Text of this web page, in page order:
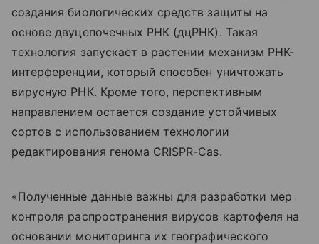
создания биологических средств защиты на
основе двуцепочечных РНК (дцРНК). Такая
технология запускает в растении механизм РНК-
интерференции, который способен уничтожать
вирусную РНК. Кроме того, перспективным
направлением остается создание устойчивых
сортов с использованием технологии
редактирования генома CRISPR-Cas.
«Полученные данные важны для разработки мер
контроля распространения вирусов картофеля на
основании мониторинга их географического